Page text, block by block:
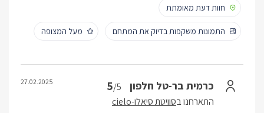
חוות דעת מאומתת
התמונות משקפות בדיוק את המתחם מעל המצופה
כרמית בר-טל חלפון 5/5
התארחנו בסוויטת סיאלו-cielo
27.02.2025